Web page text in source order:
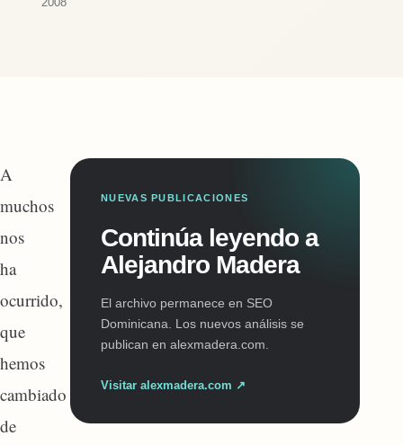
A
muchos
nos
ha
ocurrido,
que
hemos
cambiado
de
NUEVAS PUBLICACIONES
Continúa leyendo a
Alejandro Madera
El archivo permanece en SEO
Dominicana. Los nuevos análisis se
publican en alexmadera.com.
Visitar alexmadera.com ↗